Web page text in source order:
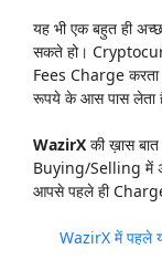
यह भी एक बहुत ही
सकते हो।
Fees Charge
रूपये के आस पास लेता
WazirX की ख़ास
Buying/Selling में
आपसे पहले ही
WazirX में पहले